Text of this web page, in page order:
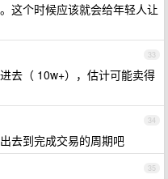
这个时候应该就会给年轻人让
33
去（ 10w+），估计可能卖得
34
去到完成交易的周期吧
35